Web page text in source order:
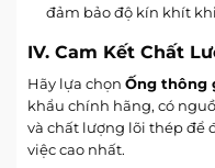
đảm bảo độ kín khít
IV. Cam Kết Chất
Hãy lựa chọn Ống thông
khẩu chính hãng, có
và chất lượng lõi thép để
việc cao nhất.